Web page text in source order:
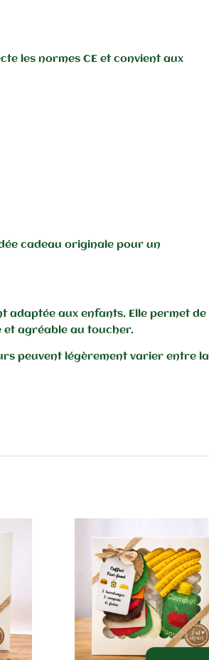
les normes CE et convient aux
cadeau originale pour un
adaptée aux enfants. Elle permet de
agréable au toucher.
peuvent légèrement varier entre la